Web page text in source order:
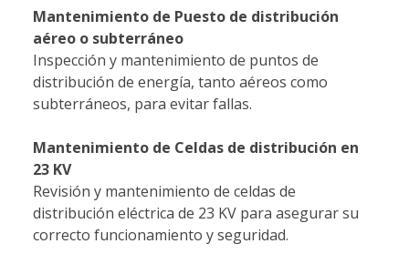
Mantenimiento de Puesto de distribución
aéreo o subterráneo
Inspección y mantenimiento de puntos de
distribución de energía, tanto aéreos como
subterráneos, para evitar fallas.
Mantenimiento de Celdas de distribución en
23 KV
Revisión y mantenimiento de celdas de
distribución eléctrica de 23 KV para asegurar su
correcto funcionamiento y seguridad.